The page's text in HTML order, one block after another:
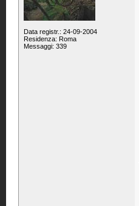
Data registr.: 24-09-2004
Residenza: Roma
Messaggi: 339